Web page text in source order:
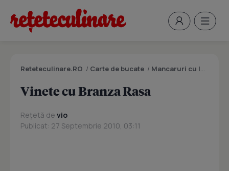
Reteteculinare.RO / Carte de bucate / Mancaruri cu legume si zarzavaturi
Vinete cu Branza Rasa
Rețetă de vio
Publicat: 27 Septembrie 2010, 03:11